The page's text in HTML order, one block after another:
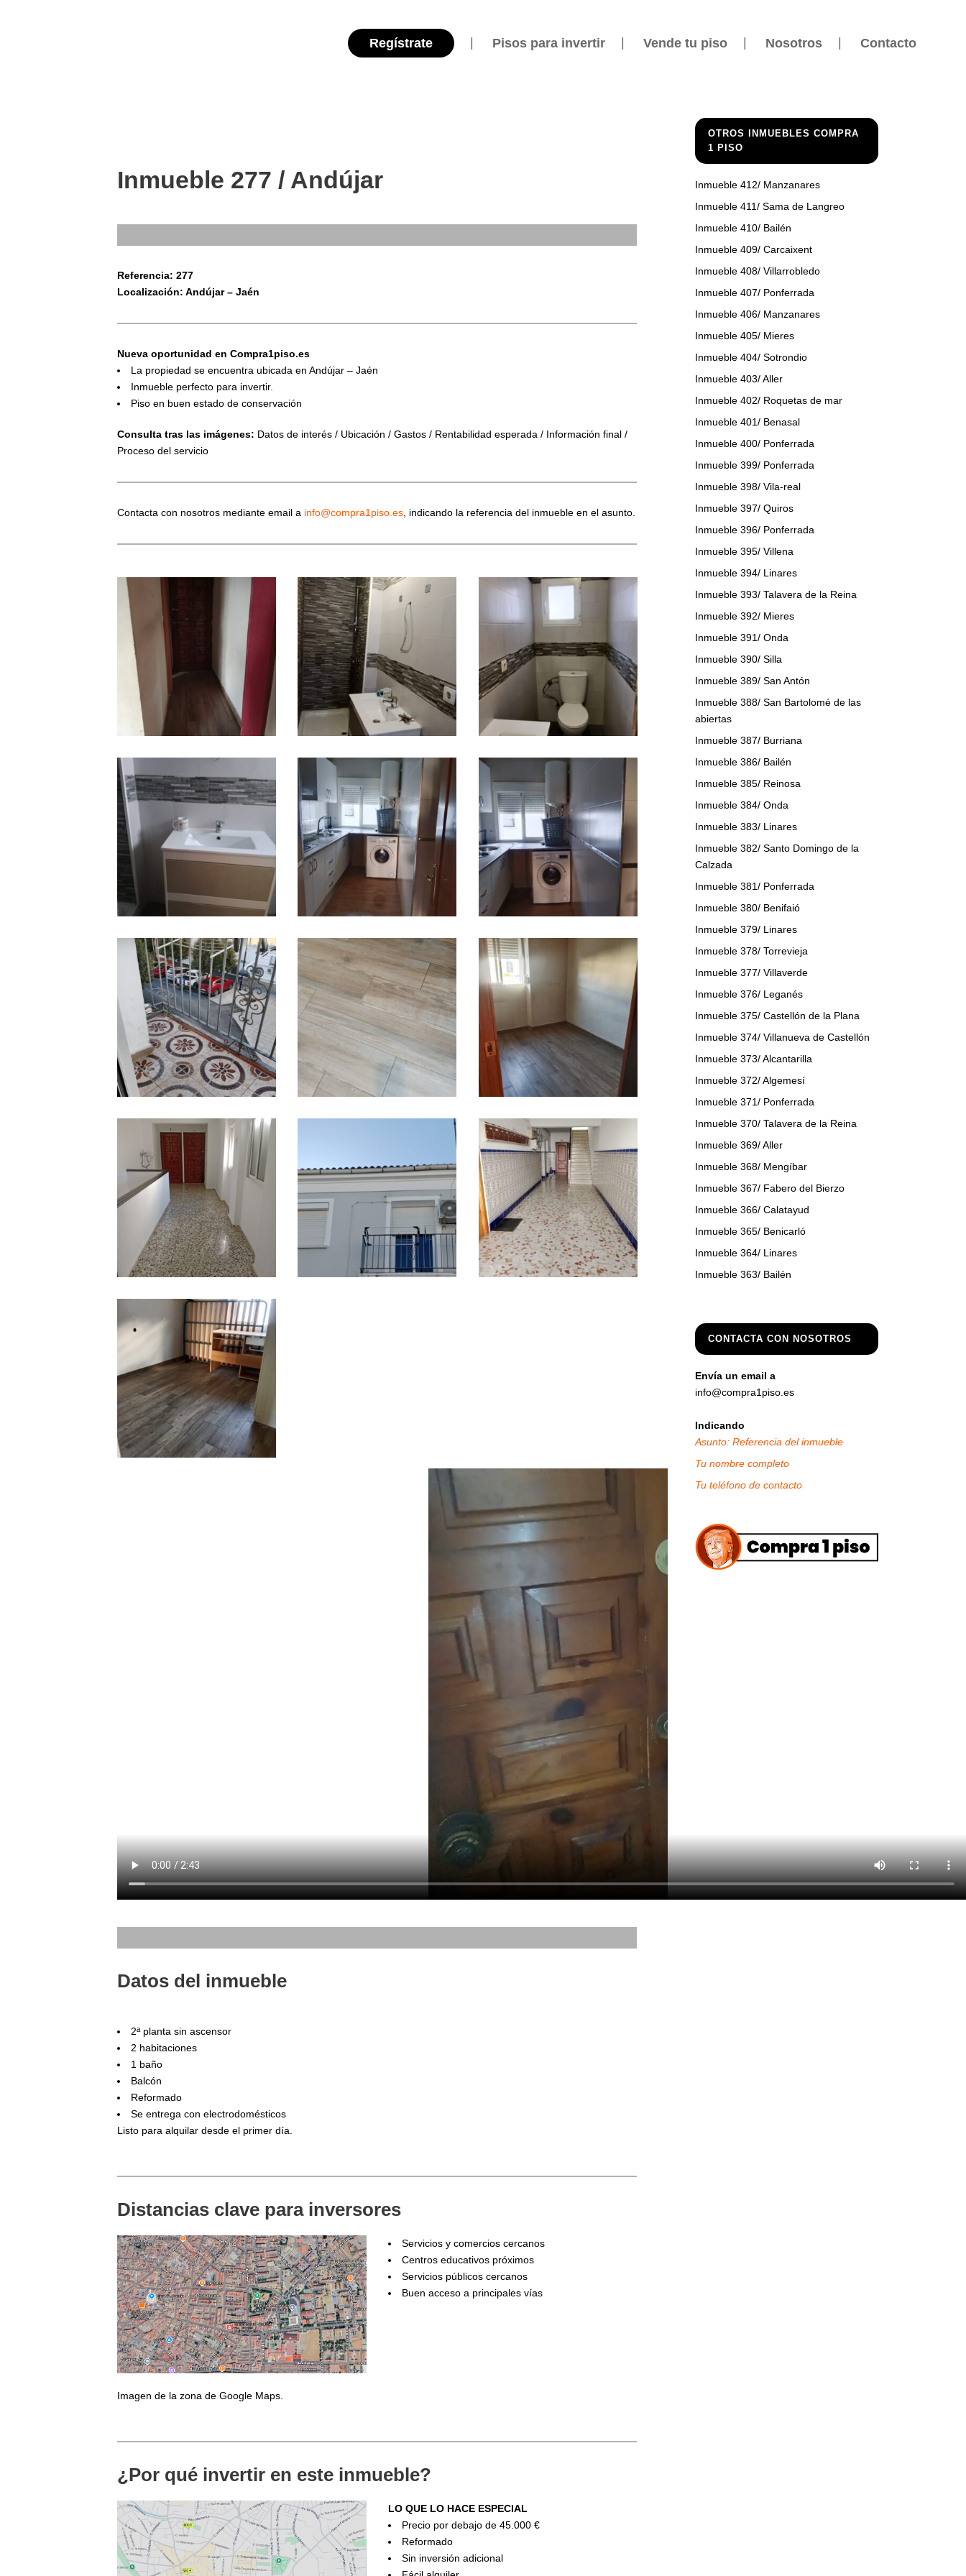
Regístrate Pisos para invertir Vende tu piso Nosotros Contacto
Inmueble 277 / Andújar
Referencia: 277
Localización: Andújar – Jaén
Nueva oportunidad en Compra1piso.es
La propiedad se encuentra ubicada en Andújar – Jaén
Inmueble perfecto para invertir.
Piso en buen estado de conservación
Consulta tras las imágenes: Datos de interés / Ubicación / Gastos / Rentabilidad esperada / Información final /
Proceso del servicio
Contacta con nosotros mediante email a info@compra1piso.es , indicando la referencia del inmueble en el asunto.
Datos del inmueble
2ª planta sin ascensor
2 habitaciones
1 baño
Balcón
Reformado
Se entrega con electrodomésticos
Listo para alquilar desde el primer día.
Distancias clave para inversores
Imagen de la zona de Google Maps.
Servicios y comercios cercanos
Centros educativos próximos
Servicios públicos cercanos
Buen acceso a principales vías
¿Por qué invertir en este inmueble?
LO QUE LO HACE ESPECIAL
Precio por debajo de 45.000 €
Reformado
Sin inversión adicional
OTROS INMUEBLES COMPRA
1 PISO
Inmueble 412/ Manzanares
Inmueble 411/ Sama de Langreo
Inmueble 410/ Bailén
Inmueble 409/ Carcaixent
Inmueble 408/ Villarrobledo
Inmueble 407/ Ponferrada
Inmueble 406/ Manzanares
Inmueble 405/ Mieres
Inmueble 404/ Sotrondio
Inmueble 403/ Aller
Inmueble 402/ Roquetas de mar
Inmueble 401/ Benasal
Inmueble 400/ Ponferrada
Inmueble 399/ Ponferrada
Inmueble 398/ Vila-real
Inmueble 397/ Quiros
Inmueble 396/ Ponferrada
Inmueble 395/ Villena
Inmueble 394/ Linares
Inmueble 393/ Talavera de la Reina
Inmueble 392/ Mieres
Inmueble 391/ Onda
Inmueble 390/ Silla
Inmueble 389/ San Antón
Inmueble 388/ San Bartolomé de las
abiertas
Inmueble 387/ Burriana
Inmueble 386/ Bailén
Inmueble 385/ Reinosa
Inmueble 384/ Onda
Inmueble 383/ Linares
Inmueble 382/ Santo Domingo de la
Calzada
Inmueble 381/ Ponferrada
Inmueble 380/ Benifaió
Inmueble 379/ Linares
Inmueble 378/ Torrevieja
Inmueble 377/ Villaverde
Inmueble 376/ Leganés
Inmueble 375/ Castellón de la Plana
Inmueble 374/ Villanueva de Castellón
Inmueble 373/ Alcantarilla
Inmueble 372/ Algemesí
Inmueble 371/ Ponferrada
Inmueble 370/ Talavera de la Reina
Inmueble 369/ Aller
Inmueble 368/ Mengíbar
Inmueble 367/ Fabero del Bierzo
Inmueble 366/ Calatayud
Inmueble 365/ Benicarló
Inmueble 364/ Linares
Inmueble 363/ Bailén
CONTACTA CON NOSOTROS
Envía un email a
info@compra1piso.es
Indicando
Asunto: Referencia del inmueble
Tu nombre completo
Tu teléfono de contacto